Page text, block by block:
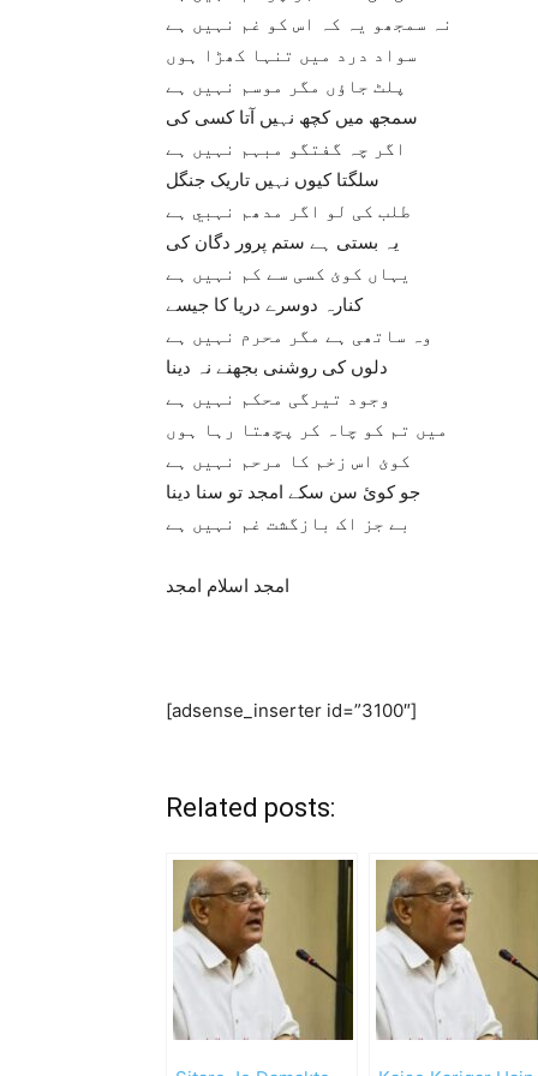
نہ سمجھو یہ کہ اس کو غم نہیں ہے
سواد درد میں تنہا کھڑا ہوں
پلٹ جاؤں مگر موسم نہیں ہے
سمجھ میں کچھ نہیں آتا کسی کی
اگر چہ گفتگو مبہم نہیں ہے
سلگتا کیوں نہیں تاریک جنگل
طلب کی لو اگر مدھم نہبي ہے
یہ بستی ہے ستم پرور دگان کی
یہاں کوئ کسی سے کم نہیں ہے
کنارہ دوسرے دریا کا جیسے
وہ ساتھی ہے مگر محرم نہیں ہے
دلوں کی روشنی بجھنے نہ دینا
وجود تیرگی محکم نہیں ہے
میں تم کو چاہ کر پچھتا رہا ہوں
کوئ اس زخم کا مرحم نہیں ہے
جو کوئ سن سکے امجد تو سنا دینا
بے جز اک بازگشت غم نہیں ہے
امجد اسلام امجد
[adsense_inserter id=”3100″]
Related posts: